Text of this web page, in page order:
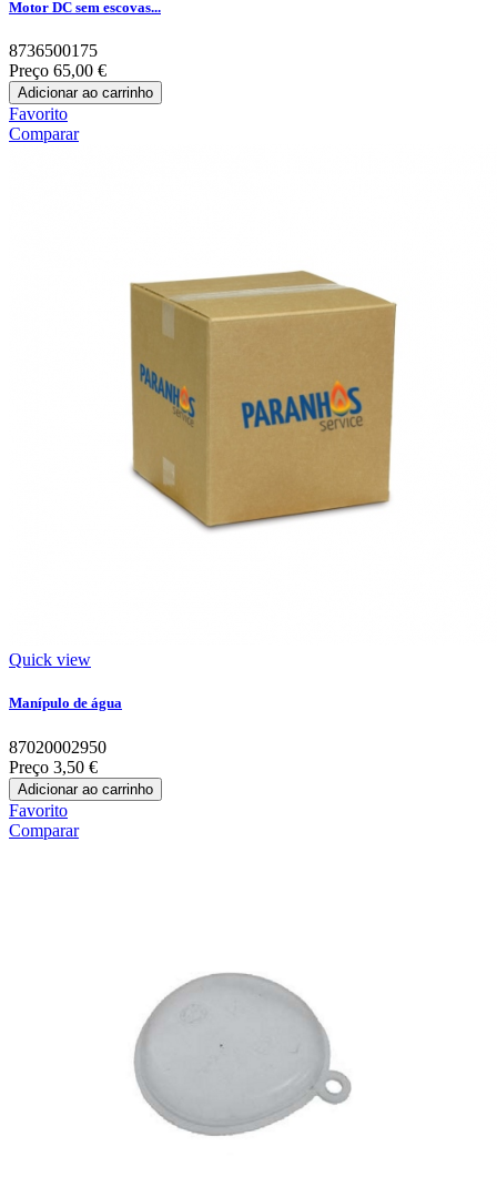
Motor DC sem escovas...
8736500175
Preço 65,00 €
Adicionar ao carrinho
Favorito
Comparar
Quick view
Manípulo de água
87020002950
Preço 3,50 €
Adicionar ao carrinho
Favorito
Comparar